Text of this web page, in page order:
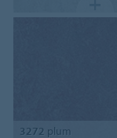
3272 plum